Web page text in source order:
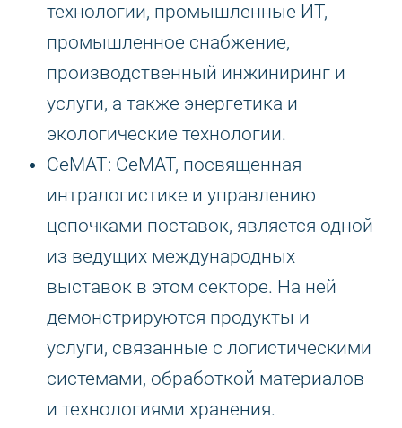
технологии, промышленные ИТ,
промышленное снабжение,
производственный инжиниринг и
услуги, а также энергетика и
экологические технологии.
CeMAT: CeMAT, посвященная
интралогистике и управлению
цепочками поставок, является одной
из ведущих международных
выставок в этом секторе. На ней
демонстрируются продукты и
услуги, связанные с логистическими
системами, обработкой материалов
и технологиями хранения.